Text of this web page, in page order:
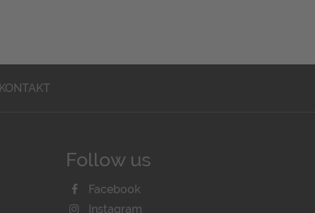
KONTAKT
Follow us
Facebook
Instagram